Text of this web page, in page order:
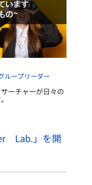
ープリーダー
ーチャーが日々の
Lab.」を開